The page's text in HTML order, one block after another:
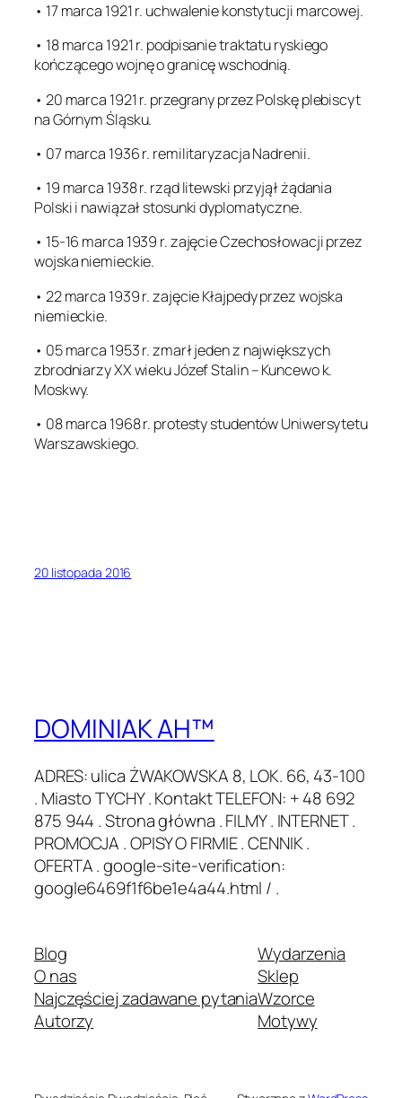
• 17 marca 1921 r. uchwalenie konstytucji marcowej.
• 18 marca 1921 r. podpisanie traktatu ryskiego
kończącego wojnę o granicę wschodnią.
• 20 marca 1921 r. przegrany przez Polskę plebiscyt
na Górnym Śląsku.
• 07 marca 1936 r. remilitaryzacja Nadrenii.
• 19 marca 1938 r. rząd litewski przyjął żądania
Polski i nawiązał stosunki dyplomatyczne.
• 15-16 marca 1939 r. zajęcie Czechosłowacji przez
wojska niemieckie.
• 22 marca 1939 r. zajęcie Kłajpedy przez wojska
niemieckie.
• 05 marca 1953 r. zmarł jeden z największych
zbrodniarzy XX wieku Józef Stalin – Kuncewo k.
Moskwy.
• 08 marca 1968 r. protesty studentów Uniwersytetu
Warszawskiego.
20 listopada 2016
DOMINIAK AH™
ADRES: ulica ŻWAKOWSKA 8, LOK. 66, 43-100
. Miasto TYCHY . Kontakt TELEFON: + 48 692
875 944 . Strona główna . FILMY . INTERNET .
PROMOCJA . OPISY O FIRMIE . CENNIK .
OFERTA . google-site-verification:
google6469f1f6be1e4a44.html / .
Blog
O nas
Najczęściej zadawane pytania
Autorzy
Wydarzenia
Sklep
Wzorce
Motywy